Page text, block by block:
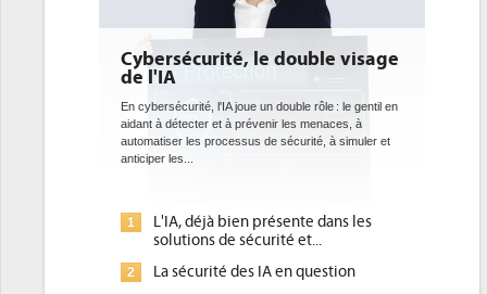
Cybersécurité, le double visage
En cybersécurité, l'IA joue un double rôle : le gentil en
aidant à détecter et à prévenir les menaces, à
automatiser les processus de sécurité, à simuler et
L'IA, déjà bien présente dans les
solutions de sécurité et...
La sécurité des IA en question
DEE:
ce que recherchent